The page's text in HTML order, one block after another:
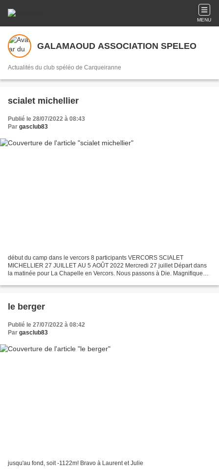
MENU
GALAMAOUD ASSOCIATION SPELEO
Actualités du club spéléo de Carqueiranne
scialet michellier
Publié le 28/07/2022 à 08:43
Par gasclub83
début du camp dans le vercors 8 participants VERCORS SCIALET
MICHELLIER 27 JUILLET AU 5 AOÛT 2022 Mercredi 27 juillet Départ dans
la matinée pour La Chapelle en Vercors. Nous passons à Die. Magnifique
le berger
Publié le 27/07/2022 à 08:42
Par gasclub83
jusqu'au fond, soit -1122m! Bravo à Laurent et Julie